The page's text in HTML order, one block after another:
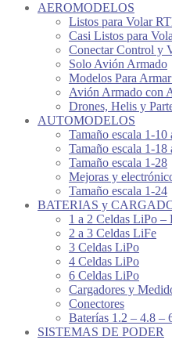
AEROMODELOS
Listos para Volar
Casi Listos para
Conectar Control y
Solo Avión Armado
Modelos Para
Avión Armado con
Drones, Helis y
AUTOMODELOS
Tamaño escala 1-10
Tamaño escala 1-18
Tamaño escala 1-28
Mejoras y
Tamaño escala 1-24
BATERIAS y
1 a 2 Celdas LiPo –
2 a 3 Celdas LiFe
3 Celdas LiPo
4 Celdas LiPo
6 Celdas LiPo
Cargadores y
Conectores
Baterías 1.2 – 4.8 –
SISTEMAS DE PODER